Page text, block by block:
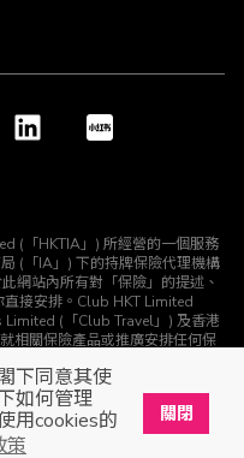
下同意其使
如何管理
用cookies的
策
關閉
(「HKTIA」) 所經營的一個服務
(「IA」) 下的持牌保險代理機構
網站內所有對「保險」的提述、
接安排。Club HKT Limited
Limited (「Club Travel」) 及香港
相關保險產品或推廣安排任何保
開啟